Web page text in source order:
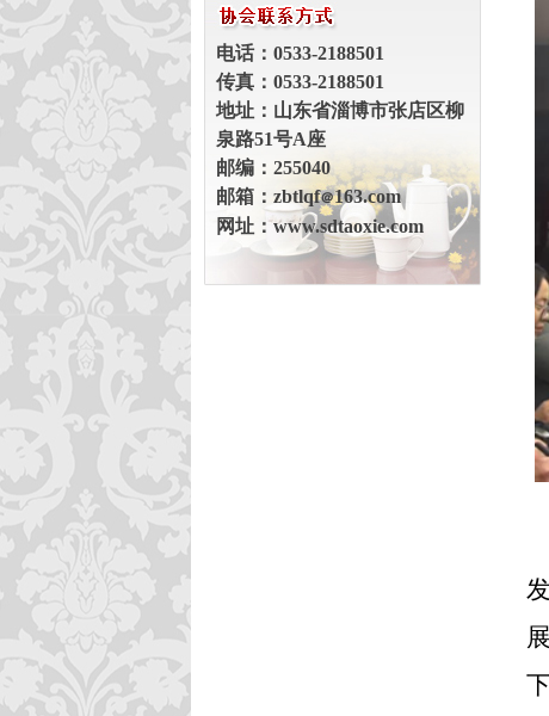
电话： 0533-2188501
传真： 0533-2188501
地址：山东省淄博市张店区柳
泉路51号A座
邮编：255040
邮箱：zbtlqf＠163.com
网址：www.sdtaoxie.com